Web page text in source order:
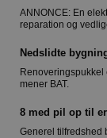
ANNONCE: En
reparation og
Nedslidte
Renoveringspukkel
mener BAT.
8 med pil op til
Generel tilfredshed